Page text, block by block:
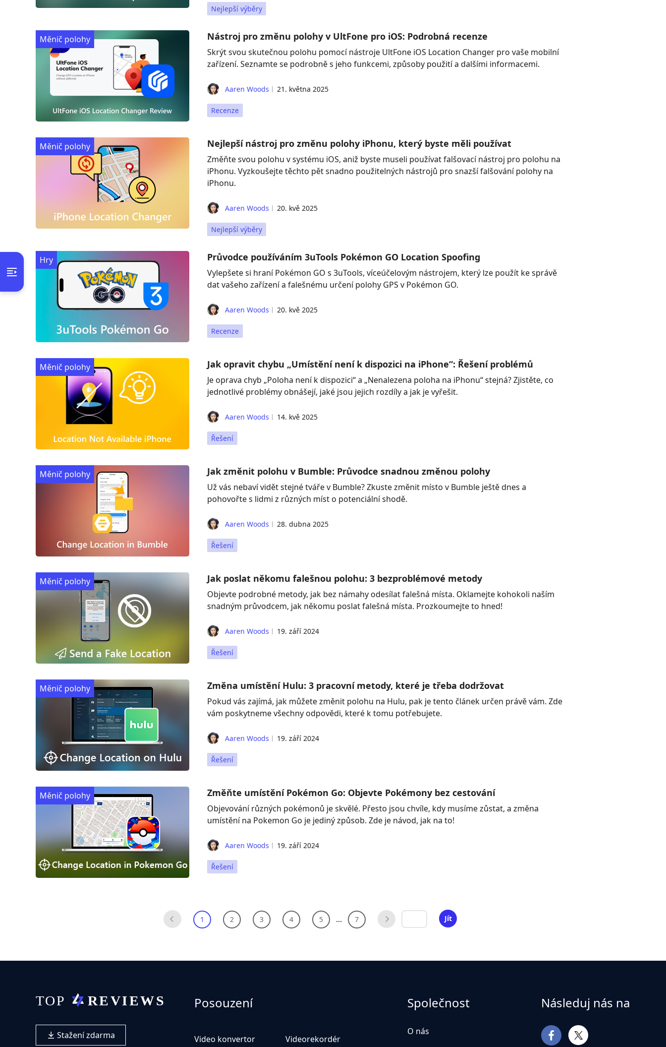
Nejlepší výběry
Měnič polohy Nástroj pro změnu polohy v UltFone pro iOS: Podrobná recenze
Skrýt svou skutečnou polohu pomocí nástroje UltFone iOS Location Changer pro vaše mobilní
zařízení. Seznamte se podrobně s jeho funkcemi, způsoby použití a dalšími informacemi.
Aaren Woods 21. května 2025
Recenze
Měnič polohy Nejlepší nástroj pro změnu polohy iPhonu, který byste měli používat
Změňte svou polohu v systému iOS, aniž byste museli používat falšovací nástroj pro polohu na
iPhonu. Vyzkoušejte těchto pět snadno použitelných nástrojů pro snazší falšování polohy na
iPhonu.
Aaren Woods 20. kvě 2025
Nejlepší výběry
Hry Průvodce používáním 3uTools Pokémon GO Location Spoofing
Vylepšete si hraní Pokémon GO s 3uTools, víceúčelovým nástrojem, který lze použít ke správě
dat vašeho zařízení a falešnému určení polohy GPS v Pokémon GO.
Aaren Woods 20. kvě 2025
Recenze
Měnič polohy Jak opravit chybu „Umístění není k dispozici na iPhone“: Řešení problémů
Je oprava chyb „Poloha není k dispozici“ a „Nenalezena poloha na iPhonu“ stejná? Zjistěte, co
jednotlivé problémy obnášejí, jaké jsou jejich rozdíly a jak je vyřešit.
Aaren Woods 14. kvě 2025
Řešení
Měnič polohy Jak změnit polohu v Bumble: Průvodce snadnou změnou polohy
Už vás nebaví vidět stejné tváře v Bumble? Zkuste změnit místo v Bumble ještě dnes a
pohovořte s lidmi z různých míst o potenciální shodě.
Aaren Woods 28. dubna 2025
Řešení
Měnič polohy Jak poslat někomu falešnou polohu: 3 bezproblémové metody
Objevte podrobné metody, jak bez námahy odesílat falešná místa. Oklamejte kohokoli naším
snadným průvodcem, jak někomu poslat falešná místa. Prozkoumejte to hned!
Aaren Woods 19. září 2024
Řešení
Měnič polohy Změna umístění Hulu: 3 pracovní metody, které je třeba dodržovat
Pokud vás zajímá, jak můžete změnit polohu na Hulu, pak je tento článek určen právě vám. Zde
vám poskytneme všechny odpovědi, které k tomu potřebujete.
Aaren Woods 19. září 2024
Řešení
Měnič polohy Změňte umístění Pokémon Go: Objevte Pokémony bez cestování
Objevování různých pokémonů je skvělé. Přesto jsou chvíle, kdy musíme zůstat, a změna
umístění na Pokemon Go je jediný způsob. Zde je návod, jak na to!
Aaren Woods 19. září 2024
Řešení
1 2 3 4 5 ... 7 Jít
Stažení zdarma
Posouzení
Video konvertor Videorekordér
Společnost
O nás
Následuj nás na